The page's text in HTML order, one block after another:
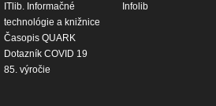
ITlib. Informačné
technológie a knižnice
Časopis QUARK
Dotazník COVID 19
85. výročie
Infolib